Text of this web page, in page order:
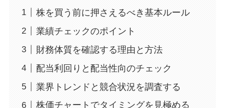
株を買う前に押さえるべき基本ルール
業績チェックのポイント
財務体質を確認する理由と方法
配当利回りと配当性向のチェック
業界トレンドと競合状況を調査する
株価チャートでタイミングを見極める